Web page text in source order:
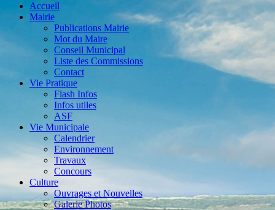
Accueil
Mairie
Publications Mairie
Mot du Maire
Conseil Municipal
Liste des Commissions
Contact
Vie Pratique
Flash Infos
Infos utiles
ASF
Vie Municipale
Calendrier
Environnement
Travaux
Concours
Culture
Ouvrages et Nouvelles
Galerie Photos